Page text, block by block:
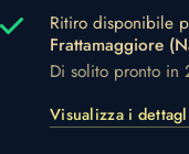
Ritiro disponibile
Frattamaggiore
Di solito pronto in
Visualizza i